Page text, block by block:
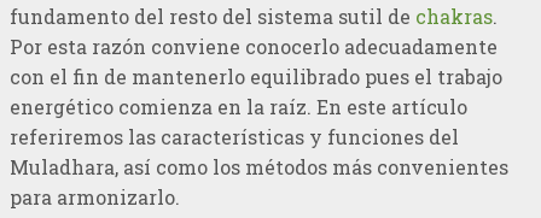
fundamento del resto del sistema sutil de chakras.
Por esta razón conviene conocerlo adecuadamente
con el fin de mantenerlo equilibrado pues el trabajo
energético comienza en la raíz. En este artículo
referiremos las características y funciones del
Muladhara, así como los métodos más convenientes
para armonizarlo.